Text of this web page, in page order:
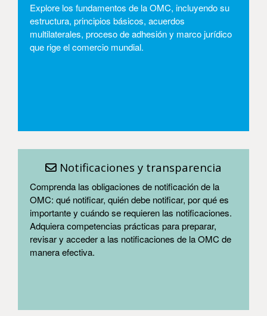
Explore los fundamentos de la OMC, incluyendo su
estructura, principios básicos, acuerdos
multilaterales, proceso de adhesión y marco jurídico
que rige el comercio mundial.
Notificaciones y transparencia
Comprenda las obligaciones de notificación de la
OMC: qué notificar, quién debe notificar, por qué es
importante y cuándo se requieren las notificaciones.
Adquiera competencias prácticas para preparar,
revisar y acceder a las notificaciones de la OMC de
manera efectiva.